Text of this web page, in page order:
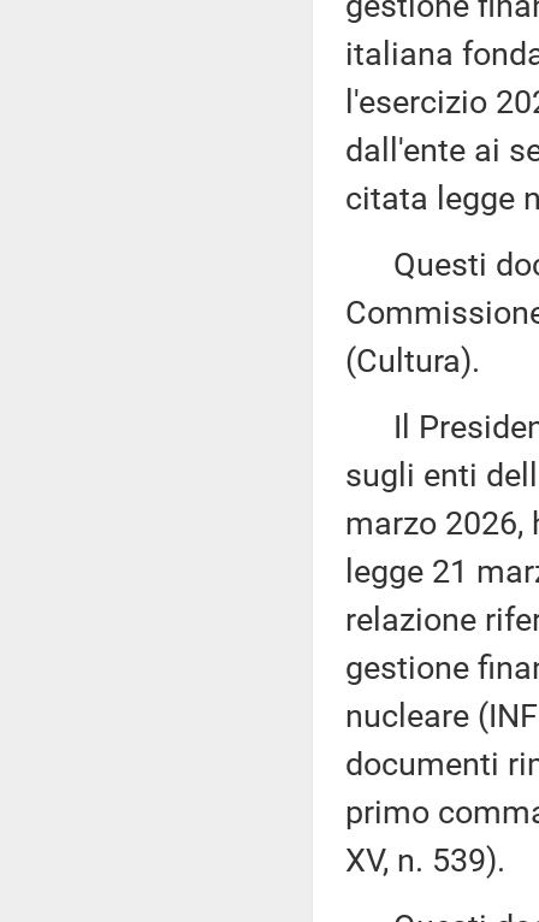
italiana
l'esercizio
dall'ente ai
citata legge
Questi
(Cultura).
Il
sugli enti
marzo 2026,
legge 21
relazione
gestione
nucleare
documenti
primo
XV, n. 539).